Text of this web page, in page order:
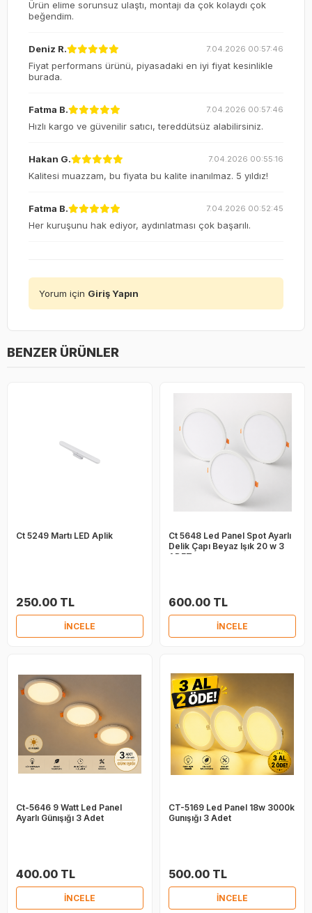
Ürün elime sorunsuz ulaştı, montajı da çok kolaydı çok
beğendim.
Deniz R. 7.04.2026 00:57:46
Fiyat performans ürünü, piyasadaki en iyi fiyat kesinlikle
burada.
Fatma B. 7.04.2026 00:57:46
Hızlı kargo ve güvenilir satıcı, tereddütsüz alabilirsiniz.
Hakan G. 7.04.2026 00:55:16
Kalitesi muazzam, bu fiyata bu kalite inanılmaz. 5 yıldız!
Fatma B. 7.04.2026 00:52:45
Her kuruşunu hak ediyor, aydınlatması çok başarılı.
Yorum için Giriş Yapın
BENZER ÜRÜNLER
Ct 5249 Martı LED Aplik
250.00 TL
İNCELE
Ct 5648 Led Panel Spot Ayarlı
Delik Çapı Beyaz Işık 20 w 3
ADET
600.00 TL
İNCELE
Ct-5646 9 Watt Led Panel
Ayarlı Günışığı 3 Adet
400.00 TL
İNCELE
CT-5169 Led Panel 18w 3000k
Gunışığı 3 Adet
500.00 TL
İNCELE